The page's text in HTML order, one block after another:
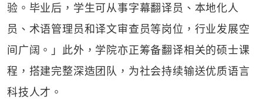
验。毕业后，学生可从事字幕翻译员、本地化人
员、术语管理员和译文审查员等岗位，行业发展空
间广阔。」此外，学院亦正筹备翻译相关的硕士课
程，搭建完整深造团队，为社会持续输送优质语言
科技人才。